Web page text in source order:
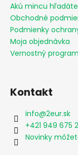
Akú mincu
Obchodné
Podmienky
Moja objednávka
Vernostný program
Kontakt
info@2eur.sk
+421 949 675
Novinky